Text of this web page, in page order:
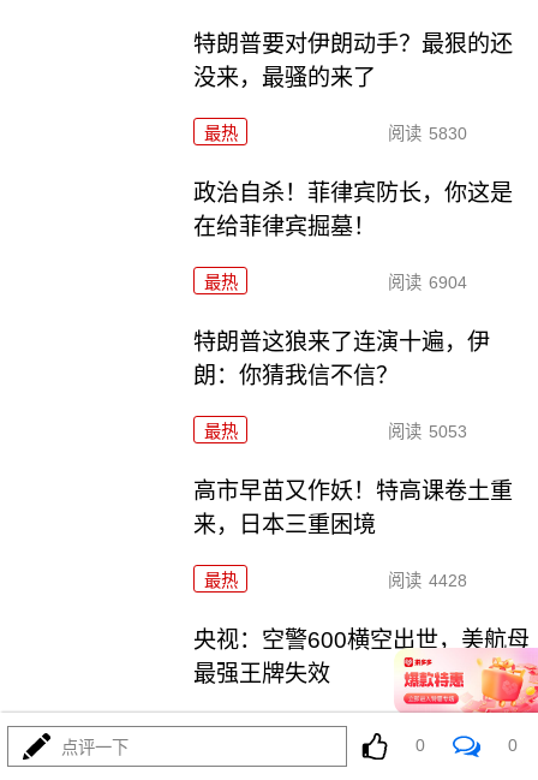
特朗普要对伊朗动手？最狠的还
没来，最骚的来了
最热 阅读 5830
政治自杀！菲律宾防长，你这是
在给菲律宾掘墓！
最热 阅读 6904
特朗普这狼来了连演十遍，伊
朗：你猜我信不信？
最热 阅读 5053
高市早苗又作妖！特高课卷土重
来，日本三重困境
最热 阅读 4428
央视：空警600横空出世，美航母
最强王牌失效
最热
点评一下 0 0